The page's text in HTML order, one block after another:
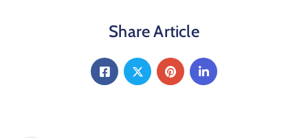
Share Article